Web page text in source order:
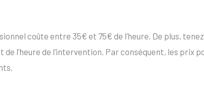
coûte entre 35€ et 75€ de l’heure. De plus,
l’heure de l’intervention. Par conséquent, les prix